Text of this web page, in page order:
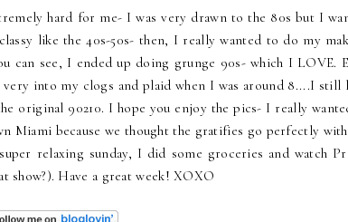
hard for me- I was very drawn to the 80s but I
like the 40s-50s- then, I really wanted to do my
can see, I ended up doing grunge 90s- which I LOVE.
into my clogs and plaid when I was around 8....I still
original 90210. I hope you enjoy the pics- I really
Miami because we thought the gratifies go perfectly
relaxing sunday, I did some groceries and watch
show?). Have a great week! XOXO